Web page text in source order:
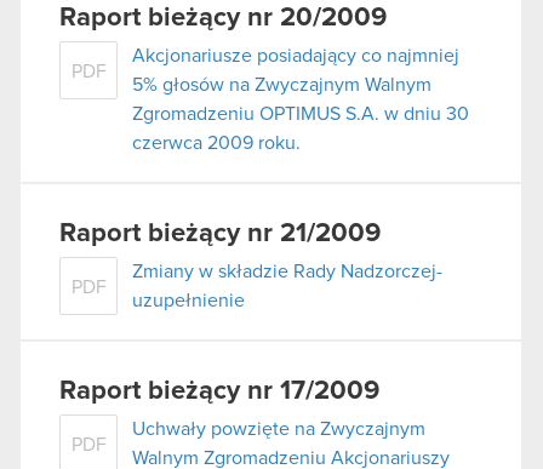
Raport bieżący nr 20/2009
PDF
Akcjonariusze posiadający co najmniej
5% głosów na Zwyczajnym Walnym
Zgromadzeniu OPTIMUS S.A. w dniu 30
czerwca 2009 roku.
Raport bieżący nr 21/2009
PDF
Zmiany w składzie Rady Nadzorczej-
uzupełnienie
Raport bieżący nr 17/2009
PDF
Uchwały powzięte na Zwyczajnym
Walnym Zgromadzeniu Akcjonariuszy